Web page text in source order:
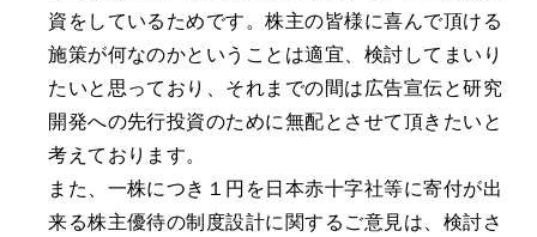
資をしているためです。株主の皆様に喜んで頂ける
施策が何なのかということは適宜、検討してまいり
たいと思っており、それまでの間は広告宣伝と研究
開発への先行投資のために無配とさせて頂きたいと
考えております。
また、一株につき１円を日本赤十字社等に寄付が出
来る株主優待の制度設計に関するご意見は、検討さ